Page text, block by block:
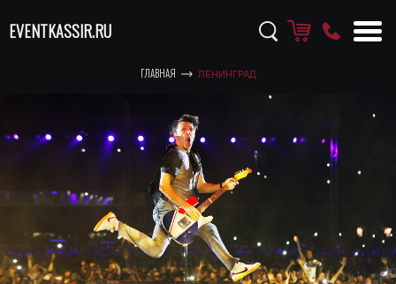
EVENTKASSIR.RU
ГЛАВНАЯ ЛЕНИНГРАД